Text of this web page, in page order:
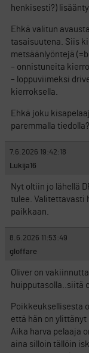
henkisesti?)
Ehkä valitun
tasaisuutena. Siis
metsäänlyöntejä
– onnistuneita
– loppuviimeksi
kierroksella.
Ehkä joku
paremmalla tiedolla?
7.6.2026 19:42:18
Lukija16
Nyt oltiin jo lähellä
tulee. Valitettavasti
paikkaan.
8.6.2026 11:53:49
gloffare
Oliver on
huipputasolla..siitä
Poikkeuksellisesta
että hän on
Aika harva pelaaja
aina silloin tällöin